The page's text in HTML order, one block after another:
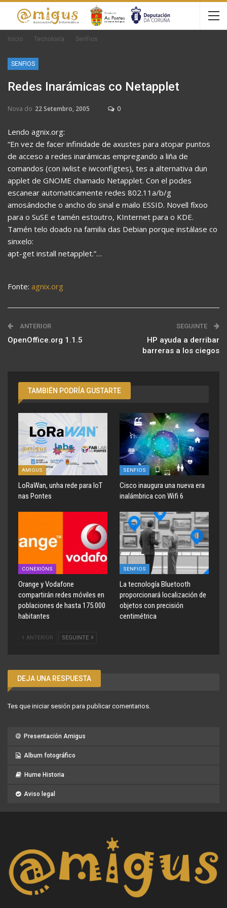
Inicio Tecnoloxía SenFios
SENFIOS
Redes Inarámicas co Netapplet
Nova do 22 Setembro, 2005 0
Lendo agnix.org:
“En vez de facer infinidade de axustes para atopar puntos
de acceso a redes inarámicas empregando a liña de
comandos (con iwlist e iwconfigtes), tes a alternativa dun
applet de GNOME chamado Netapplet. Con el podes
escanear automaticamente redes 802.11a/b/g
amosándoche o ancho do sinal e mailo ESSID. Novell fíxoo
para o SuSE e tamén estoutro, KInternet para o KDE.
Tamén telo doado na familia das Debian porque instálase co
sinxelo:
apt-get install netapplet.”…
Fonte: agnix.org
ANTERIOR
OpenOffice.org 1.1.5
SEGUINTE
HP ayuda a derribar
barreras a los ciegos
TAMBIÉN PODRÍA GUSTARTE
AMIGUS
LoRaWan, unha rede para IoT
nas Pontes
SENFIOS
Cisco inaugura una nueva era
inalámbrica con Wifi 6
CONEXIÓNS
Orange y Vodafone
compartirán redes móviles en
poblaciones de hasta 175.000
habitantes
SENFIOS
La tecnología Bluetooth
proporcionará localización de
objetos con precisión
centimétrica
ANTERIOR SEGUINTE
DEJA UNA RESPUESTA
Tes que iniciar sesión para publicar comentarios.
Presentación Amigus
Album fotográfico
Hume Historia
Aviso legal